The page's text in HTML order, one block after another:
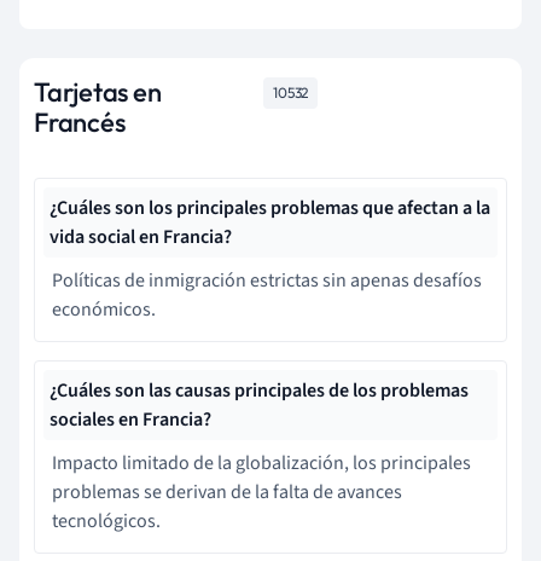
Tarjetas en
Francés
10532
¿Cuáles son los principales problemas que afectan a la
vida social en Francia?
Políticas de inmigración estrictas sin apenas desafíos
económicos.
¿Cuáles son las causas principales de los problemas
sociales en Francia?
Impacto limitado de la globalización, los principales
problemas se derivan de la falta de avances
tecnológicos.